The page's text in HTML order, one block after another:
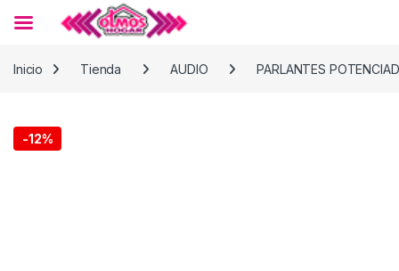
Inicio
Tienda AUDIO PARLANTES
-12%